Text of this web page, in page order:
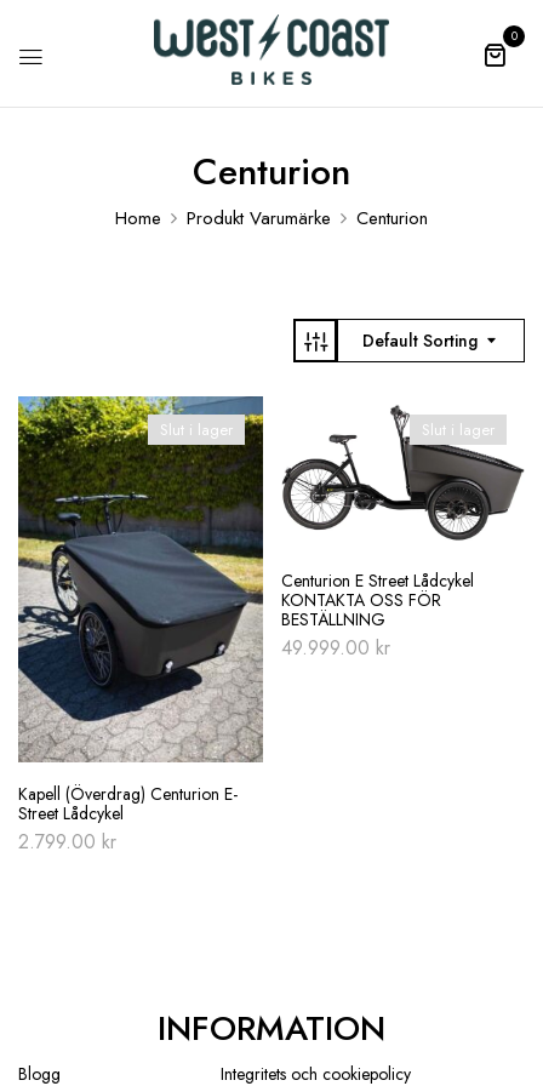
0
Centurion
Home Produkt Varumärke Centurion
Default Sorting
Slut i lager
Kapell (Överdrag) Centurion E-
Street Lådcykel
2.799.00 kr
Slut i lager
Centurion E Street Lådcykel
KONTAKTA OSS FÖR
BESTÄLLNING
49.999.00 kr
INFORMATION
Blogg Integritets och cookiepolicy